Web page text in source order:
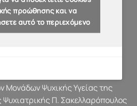
προώθησης και να
αυτό το περιεχόμενο
Μονάδων Ψυχικής Υγείας της
Ψυχιατρικής Π. Σακελλαρόπουλος